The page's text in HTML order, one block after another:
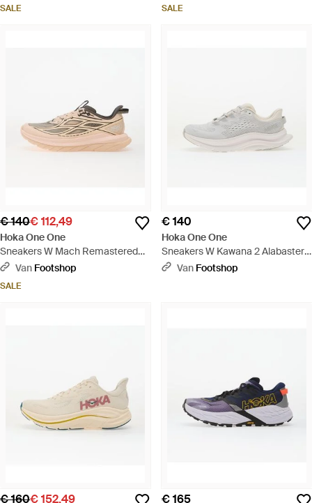
SALE SALE
€ 140€ 112,49
Hoka One One
Sneakers W Mach Remastered
Tangerine Glow/ Asphalt Eur -
Van Footshop
SALE
€ 140
Hoka One One
Sneakers W Kawana 2 Alabaster/
Cosmic Eur - Wit
Van Footshop
€ 160€ 152,49 € 165